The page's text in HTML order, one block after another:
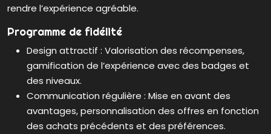
rendre l’expérience agréable.
Programme de fidélité
Design attractif : Valorisation des récompenses,
gamification de l’expérience avec des badges et
des niveaux.
Communication régulière : Mise en avant des
avantages, personnalisation des offres en fonction
des achats précédents et des préférences.